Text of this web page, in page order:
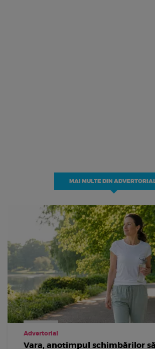
MAI MULTE DIN
Advertorial
Vara, anotimpul schimbărilor